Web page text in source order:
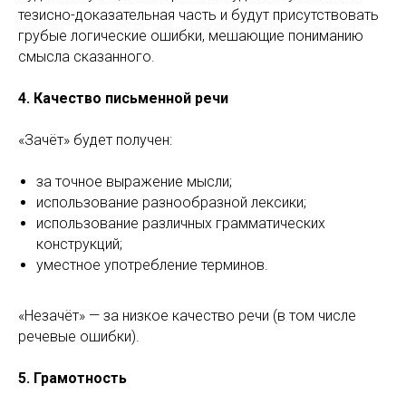
тезисно-доказательная часть и будут присутствовать
грубые логические ошибки, мешающие пониманию
смысла сказанного.
4. Качество письменной речи
«Зачёт» будет получен:
за точное выражение мысли;
использование разнообразной лексики;
использование различных грамматических
конструкций;
уместное употребление терминов.
«Незачёт» — за низкое качество речи (в том числе
речевые ошибки).
5. Грамотность